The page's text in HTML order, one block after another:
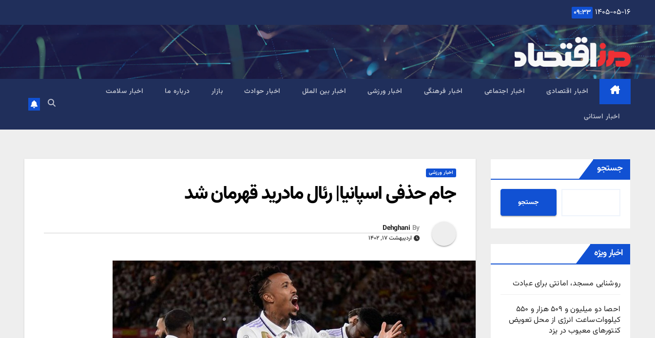
content
۱۴۰۵-۰۵-۱۶ ۰۹:۳۳
اخبار اقتصادی اخبار اجتماعی اخبار فرهنگی اخبار ورزشی اخبار بین الملل اخبار حوادث بازار درباره ما اخبار سلامت
اخبار استانی
جستجو
جستجو
اخبار ویژه
روشنایی مسجد، امانتی برای عبادت
احصا دو میلیون و ۵۰۹ هزار و ۵۵۰
کیلووات‌ساعت انرژی از محل تعویض
کنتورهای معیوب در یزد
اخبار ورزشی
جام حذفی اسپانیا| رئال مادرید قهرمان شد
By
Dehghani
اردیبهشت ۱۷, ۱۴۰۲